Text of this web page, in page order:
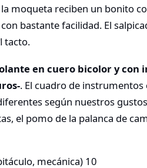
moqueta reciben un bonito
bastante facilidad. El
tacto.
en cuero bicolor y con
. El cuadro de
según nuestros
el pomo de la palanca de